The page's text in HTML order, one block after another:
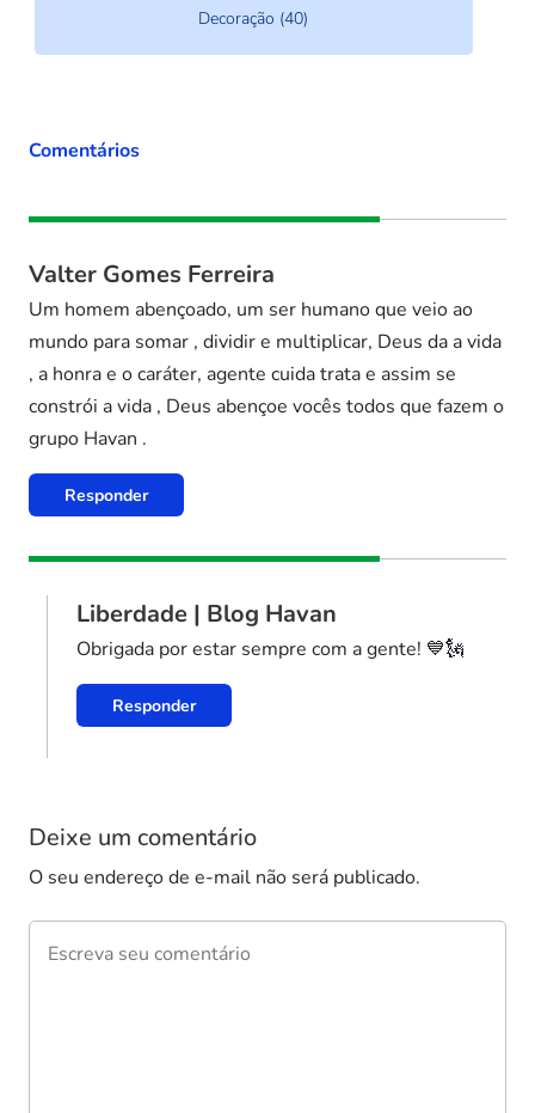
Decoração (40)
Comentários
Valter Gomes Ferreira
Um homem abençoado, um ser humano que veio ao
mundo para somar , dividir e multiplicar, Deus da a vida
, a honra e o caráter, agente cuida trata e assim se
constrói a vida , Deus abençoe vocês todos que fazem o
grupo Havan .
Responder
Liberdade | Blog Havan
Obrigada por estar sempre com a gente! 💙🗽
Responder
Deixe um comentário
O seu endereço de e-mail não será publicado.